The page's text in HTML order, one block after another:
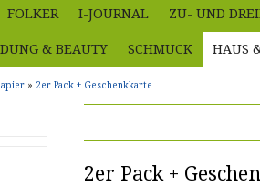
FOLKER I-JOURNAL ZU- UND
& BEAUTY SCHMUCK HAUS
» 2er Pack + Geschenkkarte
2er Pack +